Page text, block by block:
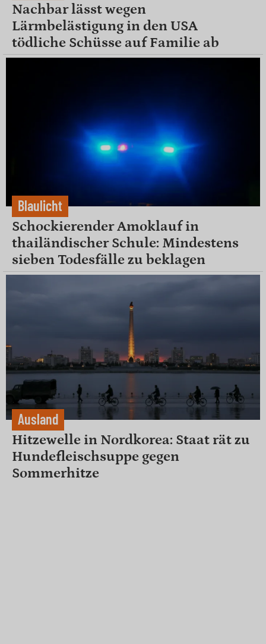
Nachbar lässt wegen
Lärmbelästigung in den USA
tödliche Schüsse auf Familie ab
Blaulicht
Schockierender Amoklauf in
thailändischer Schule: Mindestens
sieben Todesfälle zu beklagen
Ausland
Hitzewelle in Nordkorea: Staat rät zu
Hundefleischsuppe gegen
Sommerhitze